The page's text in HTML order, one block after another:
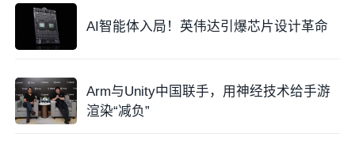
AI智能体入局！英伟达引爆芯片设计革命
Arm与Unity中国联手，用神经技术给手游
渲染“减负”